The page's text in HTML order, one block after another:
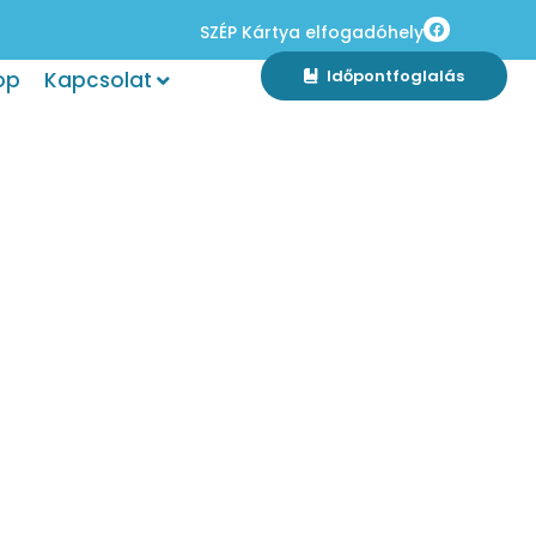
SZÉP Kártya elfogadóhely
Kapcsolat
Időpontfoglalás